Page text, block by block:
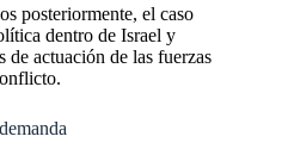
posteriormente, el caso
dentro de Israel y
de actuación de las fuerzas